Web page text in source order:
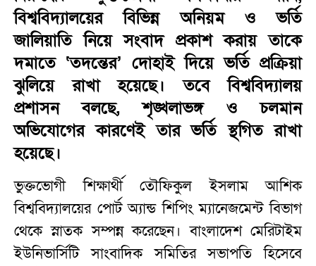
বিশ্ববিদ্যালয়ের বিভিন্ন অনিয়ম ও ভর্তি
জালিয়াতি নিয়ে সংবাদ প্রকাশ করায় তাকে
দমাতে ‘তদন্তের’ দোহাই দিয়ে ভর্তি প্রক্রিয়া
ঝুলিয়ে রাখা হয়েছে। তবে বিশ্ববিদ্যালয়
প্রশাসন বলছে, শৃঙ্খলাভঙ্গ ও চলমান
অভিযোগের কারণেই তার ভর্তি স্থগিত রাখা
হয়েছে।
ভুক্তভোগী শিক্ষার্থী তৌফিকুল ইসলাম আশিক
বিশ্ববিদ্যালয়ের পোর্ট অ্যান্ড শিপিং ম্যানেজমেন্ট বিভাগ
থেকে স্নাতক সম্পন্ন করেছেন। বাংলাদেশ মেরিটাইম
ইউনিভার্সিটি সাংবাদিক সমিতির সভাপতি হিসেবে